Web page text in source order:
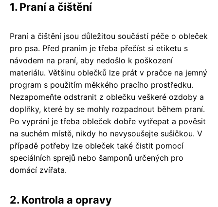
1. Praní a čištění
Praní a čištění jsou důležitou součástí péče o obleček
pro psa. Před praním je třeba přečíst si etiketu s
návodem na praní, aby nedošlo k poškození
materiálu. Většinu oblečků lze prát v pračce na jemný
program s použitím měkkého pracího prostředku.
Nezapomeňte odstranit z oblečku veškeré ozdoby a
doplňky, které by se mohly rozpadnout během praní.
Po vyprání je třeba obleček dobře vytřepat a pověsit
na suchém místě, nikdy ho nevysoušejte sušičkou. V
případě potřeby lze obleček také čistit pomocí
speciálních sprejů nebo šamponů určených pro
domácí zvířata.
2. Kontrola a opravy